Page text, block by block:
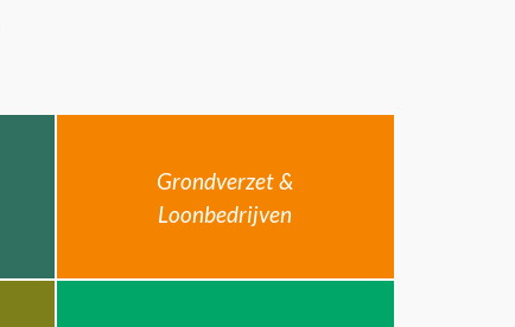
Grondverzet &
Loonbedrijven